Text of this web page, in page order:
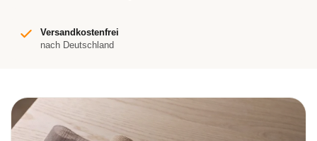
Versandkostenfrei
nach Deutschland